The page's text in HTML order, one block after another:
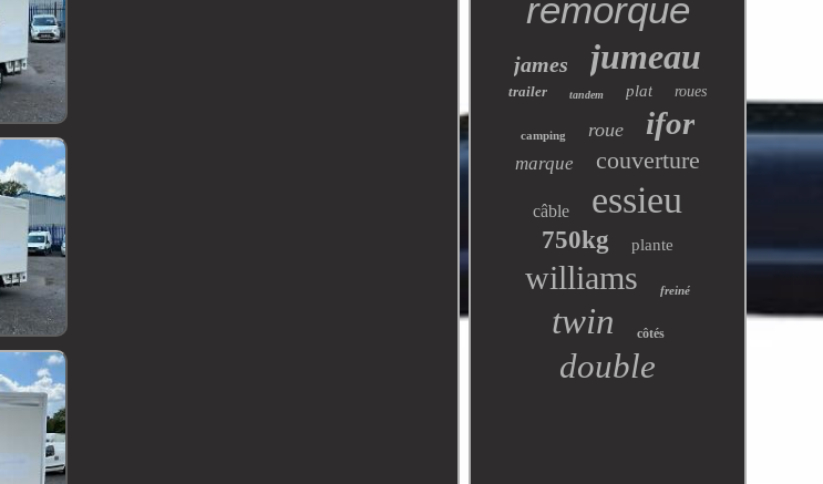
remorque
james jumeau
trailer tandem plat roues
camping roue ifor
marque couverture
câble essieu
750kg plante
williams freiné
twin côtés
double